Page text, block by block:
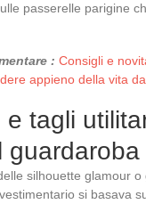
passerelle parigine
: Consigli e
appieno della vita
e tagli
guardaroba
silhouette glamour o
si basava